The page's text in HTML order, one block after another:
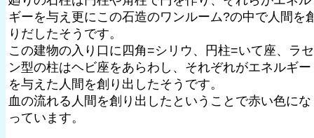
ギーを与え更にこの石造のワンルーム?の中で人間を
りだしたそうです。
この建物の入り口に四角=シリウ、円柱=いて座、ラセ
ン型の柱はヘビ座をあらわし、それぞれがエネルギー
を与えた人間を創り出したそうです。
血の流れる人間を創り出したということで赤い色にな
っています。